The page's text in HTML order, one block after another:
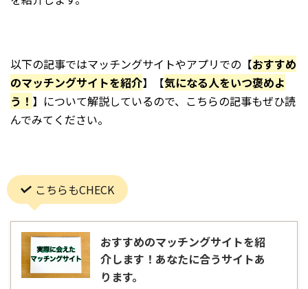
以下の記事ではマッチングサイトやアプリでの【おすすめ
のマッチングサイトを紹介】【気になる人をいつ褒めよ
う！ 】について解説しているので、こちらの記事もぜひ読
んでみてください。
こちらもCHECK
おすすめのマッチングサイトを紹
介します！あなたに合うサイトあ
ります。